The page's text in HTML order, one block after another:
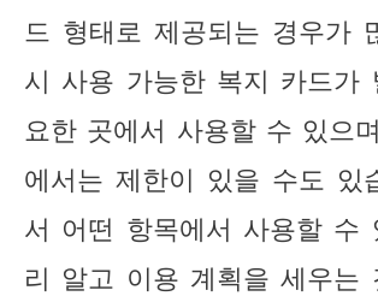
드 형태로 제공되는 경우가
시 사용 가능한 복지 카드가
요한 곳에서 사용할 수 있으
에서는 제한이 있을 수도 있
서 어떤 항목에서 사용할 수
리 알고 이용 계획을 세우는